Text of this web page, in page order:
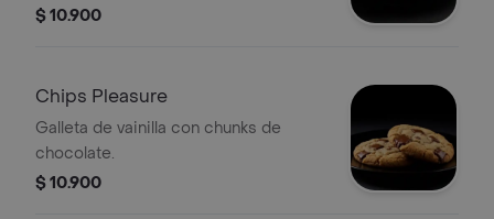
Cheesecake.
$ 10.900
Chips Pleasure
Galleta de vainilla con chunks de
chocolate.
$ 10.900